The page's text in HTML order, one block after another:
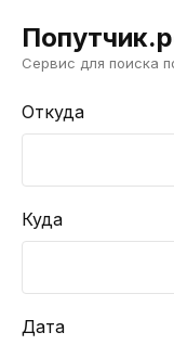
Сервис для поиска
Откуда
Куда
Дата